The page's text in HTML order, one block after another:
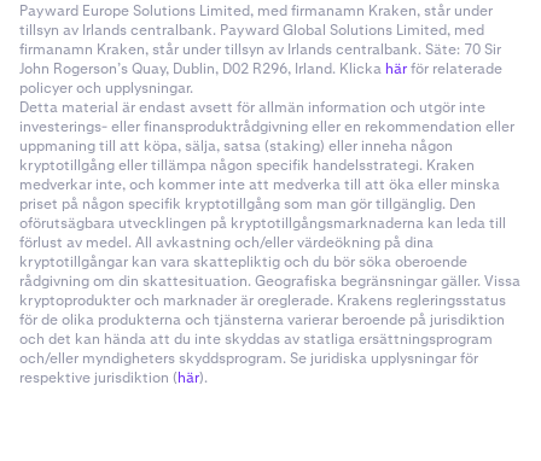
Payward Europe Solutions Limited, med firmanamn Kraken, står under
tillsyn av Irlands centralbank. Payward Global Solutions Limited, med
firmanamn Kraken, står under tillsyn av Irlands centralbank. Säte: 70 Sir
John Rogerson’s Quay, Dublin, D02 R296, Irland. Klicka härför relaterade
policyer och upplysningar.
Detta material är endast avsett för allmän information och utgör inte
investerings- eller finansproduktrådgivning eller en rekommendation eller
uppmaning till att köpa, sälja, satsa (staking) eller inneha någon
kryptotillgång eller tillämpa någon specifik handelsstrategi. Kraken
medverkar inte, och kommer inte att medverka till att öka eller minska
priset på någon specifik kryptotillgång som man gör tillgänglig. Den
oförutsägbara utvecklingen på kryptotillgångsmarknaderna kan leda till
förlust av medel. All avkastning och/eller värdeökning på dina
kryptotillgångar kan vara skattepliktig och du bör söka oberoende
rådgivning om din skattesituation. Geografiska begränsningar gäller. Vissa
kryptoprodukter och marknader är oreglerade. Krakens regleringsstatus
för de olika produkterna och tjänsterna varierar beroende på jurisdiktion
och det kan hända att du inte skyddas av statliga ersättningsprogram
och/eller myndigheters skyddsprogram. Se juridiska upplysningar för
respektive jurisdiktion (här).